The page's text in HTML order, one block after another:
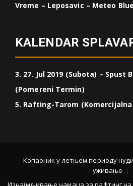
Vreme – Leposavic – Meteo Blue
KALENDAR
3. 27. Jul 2019 (Subota) – Spust
(Pomereni Termin)
5. Rafting-Tarom (Komercijalna
Копаоник у летњем периоду
уживање